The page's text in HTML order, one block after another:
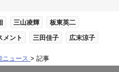
三山凌輝 板東英二
メント 三田佳子 広末涼子
ニュース 記事